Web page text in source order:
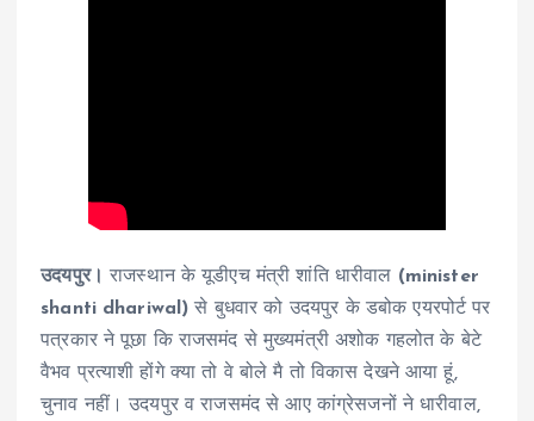
उदयपुर।राजस्थान के यूडीएच मंत्री शांति धारीवाल (minister
shanti dhariwal)से बुधवार को उदयपुर के डबोक एयरपोर्ट पर
पत्रकार ने पूछा कि राजसमंद से मुख्यमंत्री अशोक गहलोत के बेटे
वैभव प्रत्याशी होंगे क्या तो वे बोले मै तो विकास देखने आया हूं,
चुनाव नहीं। उदयपुर व राजसमंद से आए कांग्रेसजनों ने धारीवाल,